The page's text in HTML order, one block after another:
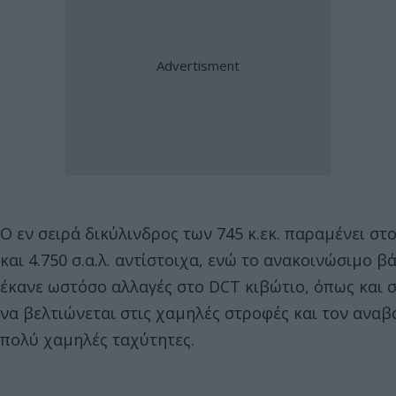
Ο εν σειρά δικύλινδρος των 745 κ.εκ. παραμένει
και 4.750 σ.α.λ. αντίστοιχα, ενώ το ανακοινώσιμο
έκανε ωστόσο αλλαγές στο DCT κιβώτιο, όπως και
να βελτιώνεται στις χαμηλές στροφές και τον
πολύ χαμηλές ταχύτητες.